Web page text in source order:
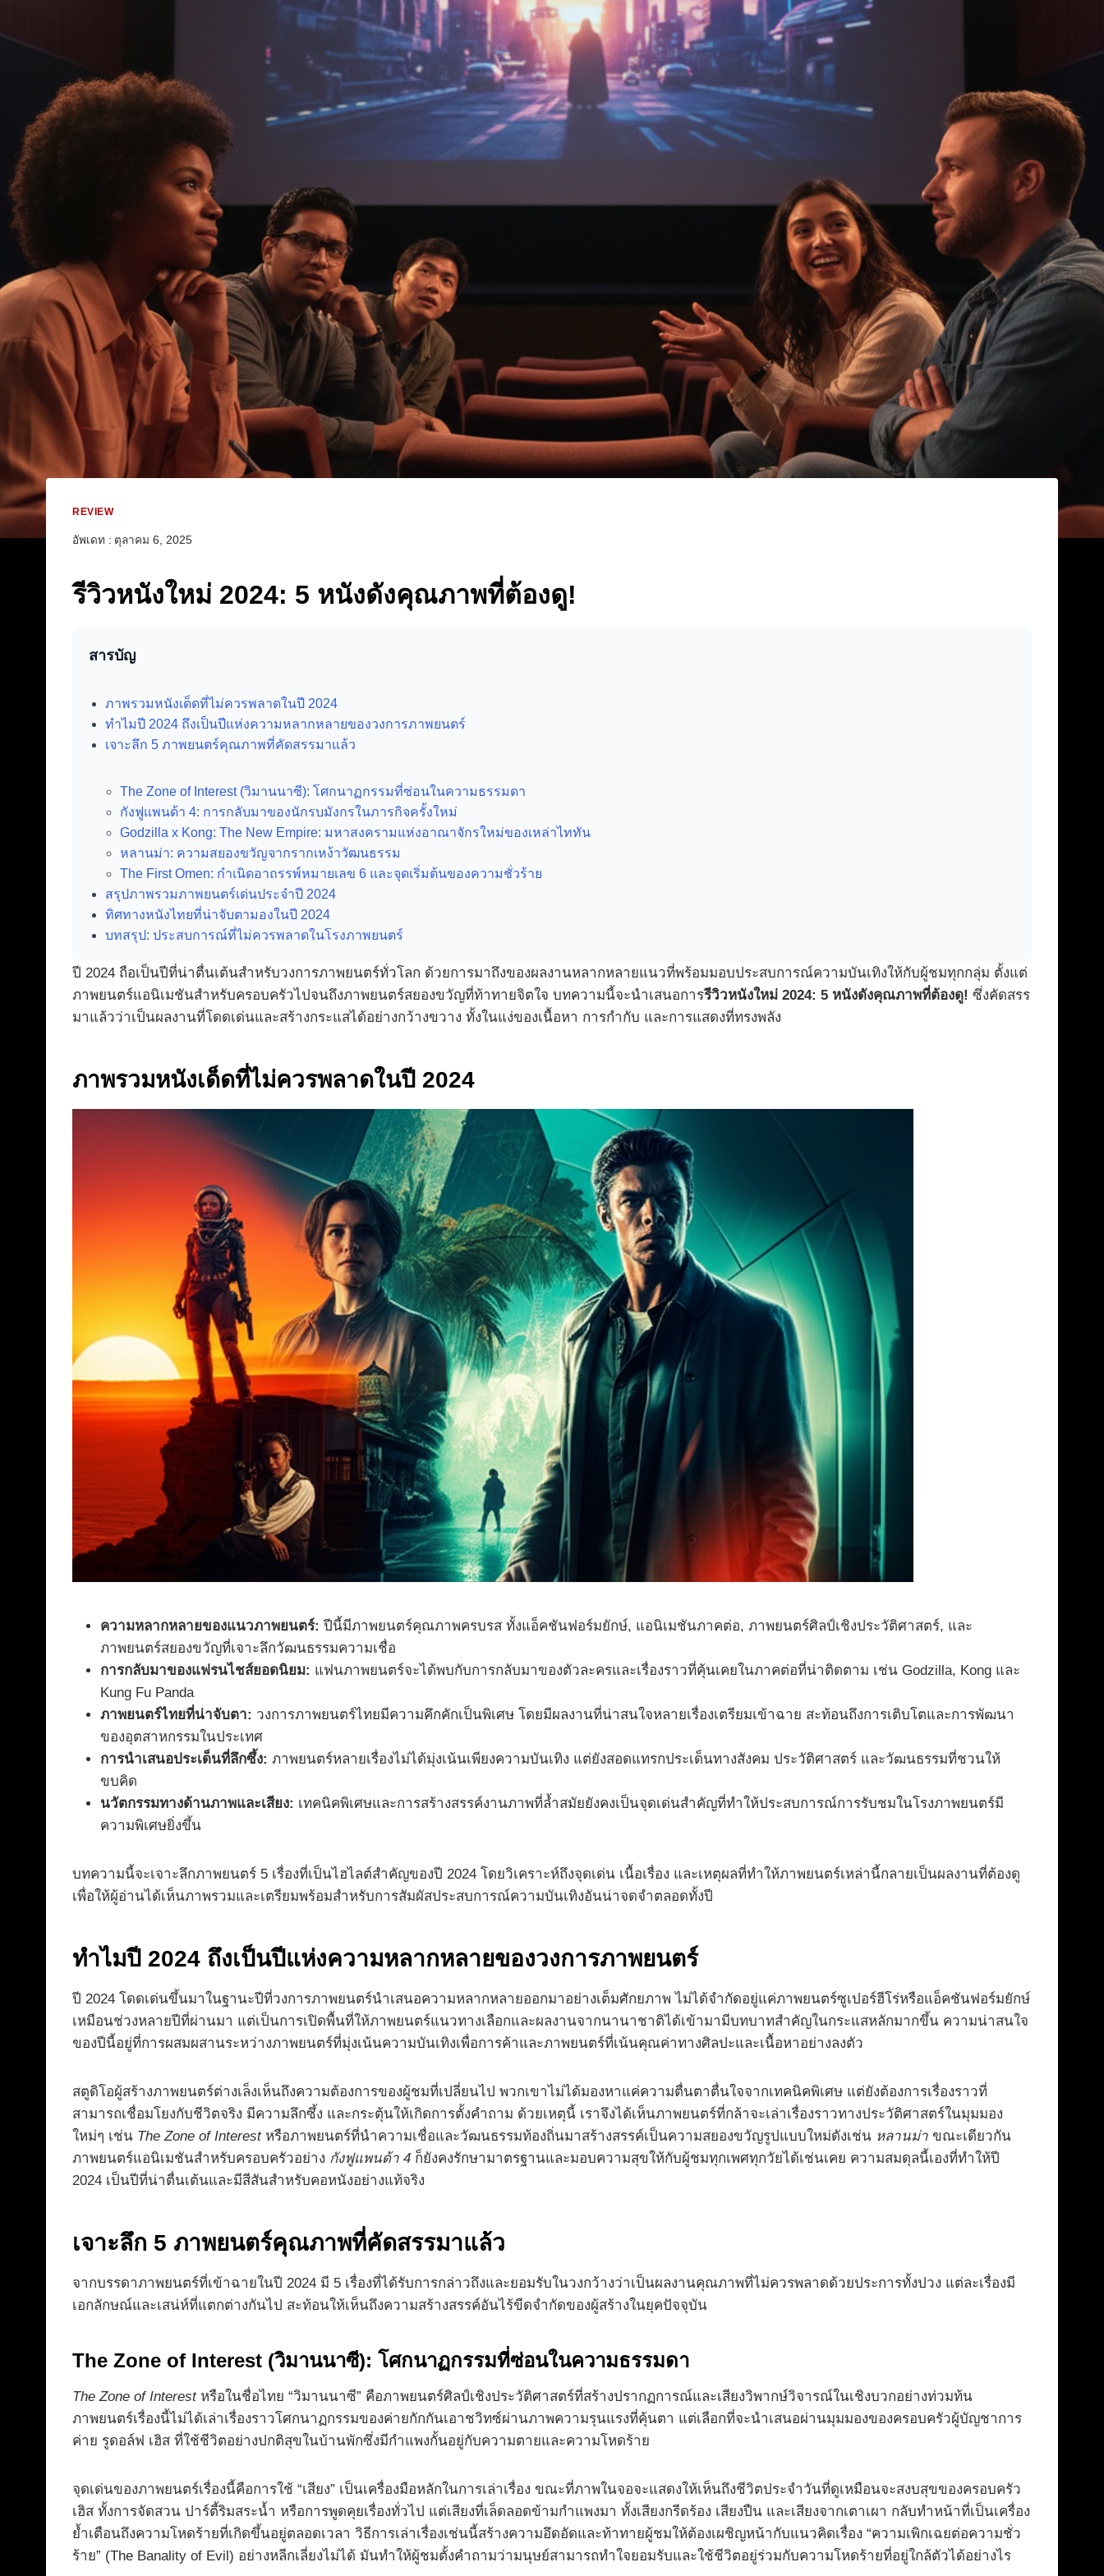
REVIEW
อัพเดท : ตุลาคม 6, 2025
รีวิวหนังใหม่ 2024: 5 หนังดังคุณภาพที่ต้องดู!
สารบัญ
ภาพรวมหนังเด็ดที่ไม่ควรพลาดในปี 2024
ทำไมปี 2024 ถึงเป็นปีแห่งความหลากหลายของวงการภาพยนตร์
เจาะลึก 5 ภาพยนตร์คุณภาพที่คัดสรรมาแล้ว
The Zone of Interest (วิมานนาซี): โศกนาฏกรรมที่ซ่อนในความธรรมดา
กังฟูแพนด้า 4: การกลับมาของนักรบมังกรในภารกิจครั้งใหม่
Godzilla x Kong: The New Empire: มหาสงครามแห่งอาณาจักรใหม่ของเหล่าไททัน
หลานม่า: ความสยองขวัญจากรากเหง้าวัฒนธรรม
The First Omen: กำเนิดอาถรรพ์หมายเลข 6 และจุดเริ่มต้นของความชั่วร้าย
สรุปภาพรวมภาพยนตร์เด่นประจำปี 2024
ทิศทางหนังไทยที่น่าจับตามองในปี 2024
บทสรุป: ประสบการณ์ที่ไม่ควรพลาดในโรงภาพยนตร์
ปี 2024 ถือเป็นปีที่น่าตื่นเต้นสำหรับวงการภาพยนตร์ทั่วโลก ด้วยการมาถึงของผลงานหลากหลายแนวที่พร้อมมอบประสบการณ์ความบันเทิงให้กับผู้ชมทุกกลุ่ม ตั้งแต่
ภาพยนตร์แอนิเมชันสำหรับครอบครัวไปจนถึงภาพยนตร์สยองขวัญที่ท้าทายจิตใจ บทความนี้จะนำเสนอการรีวิวหนังใหม่ 2024: 5 หนังดังคุณภาพที่ต้องดู! ซึ่งคัดสรร
มาแล้วว่าเป็นผลงานที่โดดเด่นและสร้างกระแสได้อย่างกว้างขวาง ทั้งในแง่ของเนื้อหา การกำกับ และการแสดงที่ทรงพลัง
ภาพรวมหนังเด็ดที่ไม่ควรพลาดในปี 2024
ความหลากหลายของแนวภาพยนตร์: ปีนี้มีภาพยนตร์คุณภาพครบรส ทั้งแอ็คชันฟอร์มยักษ์, แอนิเมชันภาคต่อ, ภาพยนตร์ศิลป์เชิงประวัติศาสตร์, และ
ภาพยนตร์สยองขวัญที่เจาะลึกวัฒนธรรมความเชื่อ
การกลับมาของแฟรนไชส์ยอดนิยม: แฟนภาพยนตร์จะได้พบกับการกลับมาของตัวละครและเรื่องราวที่คุ้นเคยในภาคต่อที่น่าติดตาม เช่น Godzilla, Kong และ
Kung Fu Panda
ภาพยนตร์ไทยที่น่าจับตา: วงการภาพยนตร์ไทยมีความคึกคักเป็นพิเศษ โดยมีผลงานที่น่าสนใจหลายเรื่องเตรียมเข้าฉาย สะท้อนถึงการเติบโตและการพัฒนา
ของอุตสาหกรรมในประเทศ
การนำเสนอประเด็นที่ลึกซึ้ง: ภาพยนตร์หลายเรื่องไม่ได้มุ่งเน้นเพียงความบันเทิง แต่ยังสอดแทรกประเด็นทางสังคม ประวัติศาสตร์ และวัฒนธรรมที่ชวนให้
ขบคิด
นวัตกรรมทางด้านภาพและเสียง: เทคนิคพิเศษและการสร้างสรรค์งานภาพที่ล้ำสมัยยังคงเป็นจุดเด่นสำคัญที่ทำให้ประสบการณ์การรับชมในโรงภาพยนตร์มี
ความพิเศษยิ่งขึ้น
บทความนี้จะเจาะลึกภาพยนตร์ 5 เรื่องที่เป็นไฮไลต์สำคัญของปี 2024 โดยวิเคราะห์ถึงจุดเด่น เนื้อเรื่อง และเหตุผลที่ทำให้ภาพยนตร์เหล่านี้กลายเป็นผลงานที่ต้องดู
เพื่อให้ผู้อ่านได้เห็นภาพรวมและเตรียมพร้อมสำหรับการสัมผัสประสบการณ์ความบันเทิงอันน่าจดจำตลอดทั้งปี
ทำไมปี 2024 ถึงเป็นปีแห่งความหลากหลายของวงการภาพยนตร์
ปี 2024 โดดเด่นขึ้นมาในฐานะปีที่วงการภาพยนตร์นำเสนอความหลากหลายออกมาอย่างเต็มศักยภาพ ไม่ได้จำกัดอยู่แค่ภาพยนตร์ซูเปอร์ฮีโร่หรือแอ็คชันฟอร์มยักษ์
เหมือนช่วงหลายปีที่ผ่านมา แต่เป็นการเปิดพื้นที่ให้ภาพยนตร์แนวทางเลือกและผลงานจากนานาชาติได้เข้ามามีบทบาทสำคัญในกระแสหลักมากขึ้น ความน่าสนใจ
ของปีนี้อยู่ที่การผสมผสานระหว่างภาพยนตร์ที่มุ่งเน้นความบันเทิงเพื่อการค้าและภาพยนตร์ที่เน้นคุณค่าทางศิลปะและเนื้อหาอย่างลงตัว
สตูดิโอผู้สร้างภาพยนตร์ต่างเล็งเห็นถึงความต้องการของผู้ชมที่เปลี่ยนไป พวกเขาไม่ได้มองหาแค่ความตื่นตาตื่นใจจากเทคนิคพิเศษ แต่ยังต้องการเรื่องราวที่
สามารถเชื่อมโยงกับชีวิตจริง มีความลึกซึ้ง และกระตุ้นให้เกิดการตั้งคำถาม ด้วยเหตุนี้ เราจึงได้เห็นภาพยนตร์ที่กล้าจะเล่าเรื่องราวทางประวัติศาสตร์ในมุมมอง
ใหม่ๆ เช่น The Zone of Interestหรือภาพยนตร์ที่นำความเชื่อและวัฒนธรรมท้องถิ่นมาสร้างสรรค์เป็นความสยองขวัญรูปแบบใหม่ดังเช่น หลานม่า ขณะเดียวกัน
ภาพยนตร์แอนิเมชันสำหรับครอบครัวอย่าง กังฟูแพนด้า 4 ก็ยังคงรักษามาตรฐานและมอบความสุขให้กับผู้ชมทุกเพศทุกวัยได้เช่นเคย ความสมดุลนี้เองที่ทำให้ปี
2024 เป็นปีที่น่าตื่นเต้นและมีสีสันสำหรับคอหนังอย่างแท้จริง
เจาะลึก 5 ภาพยนตร์คุณภาพที่คัดสรรมาแล้ว
จากบรรดาภาพยนตร์ที่เข้าฉายในปี 2024 มี 5 เรื่องที่ได้รับการกล่าวถึงและยอมรับในวงกว้างว่าเป็นผลงานคุณภาพที่ไม่ควรพลาดด้วยประการทั้งปวง แต่ละเรื่องมี
เอกลักษณ์และเสน่ห์ที่แตกต่างกันไป สะท้อนให้เห็นถึงความสร้างสรรค์อันไร้ขีดจำกัดของผู้สร้างในยุคปัจจุบัน
The Zone of Interest (วิมานนาซี): โศกนาฏกรรมที่ซ่อนในความธรรมดา
The Zone of Interestหรือในชื่อไทย “วิมานนาซี” คือภาพยนตร์ศิลป์เชิงประวัติศาสตร์ที่สร้างปรากฏการณ์และเสียงวิพากษ์วิจารณ์ในเชิงบวกอย่างท่วมท้น
ภาพยนตร์เรื่องนี้ไม่ได้เล่าเรื่องราวโศกนาฏกรรมของค่ายกักกันเอาชวิทซ์ผ่านภาพความรุนแรงที่คุ้นตา แต่เลือกที่จะนำเสนอผ่านมุมมองของครอบครัวผู้บัญชาการ
ค่าย รูดอล์ฟ เฮิส ที่ใช้ชีวิตอย่างปกติสุขในบ้านพักซึ่งมีกำแพงกั้นอยู่กับความตายและความโหดร้าย
จุดเด่นของภาพยนตร์เรื่องนี้คือการใช้ “เสียง” เป็นเครื่องมือหลักในการเล่าเรื่อง ขณะที่ภาพในจอจะแสดงให้เห็นถึงชีวิตประจำวันที่ดูเหมือนจะสงบสุขของครอบครัว
เฮิส ทั้งการจัดสวน ปาร์ตี้ริมสระน้ำ หรือการพูดคุยเรื่องทั่วไป แต่เสียงที่เล็ดลอดข้ามกำแพงมา ทั้งเสียงกรีดร้อง เสียงปืน และเสียงจากเตาเผา กลับทำหน้าที่เป็นเครื่อง
ย้ำเตือนถึงความโหดร้ายที่เกิดขึ้นอยู่ตลอดเวลา วิธีการเล่าเรื่องเช่นนี้สร้างความอึดอัดและท้าทายผู้ชมให้ต้องเผชิญหน้ากับแนวคิดเรื่อง “ความเพิกเฉยต่อความชั่ว
ร้าย” (The Banality of Evil) อย่างหลีกเลี่ยงไม่ได้ มันทำให้ผู้ชมตั้งคำถามว่ามนุษย์สามารถทำใจยอมรับและใช้ชีวิตอยู่ร่วมกับความโหดร้ายที่อยู่ใกล้ตัวได้อย่างไร